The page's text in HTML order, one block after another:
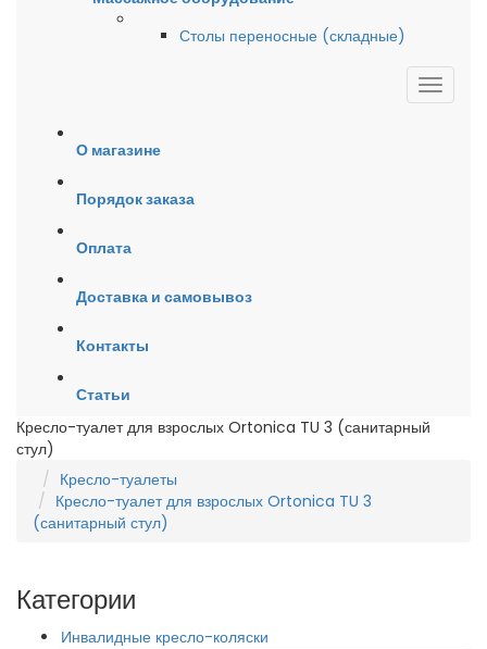
Столы переносные (складные)
О магазине
Порядок заказа
Оплата
Доставка и самовывоз
Контакты
Статьи
Кресло-туалет для взрослых Ortonica TU 3 (санитарный
стул)
Кресло-туалеты
Кресло-туалет для взрослых Ortonica TU 3
(санитарный стул)
Категории
Инвалидные кресло-коляски